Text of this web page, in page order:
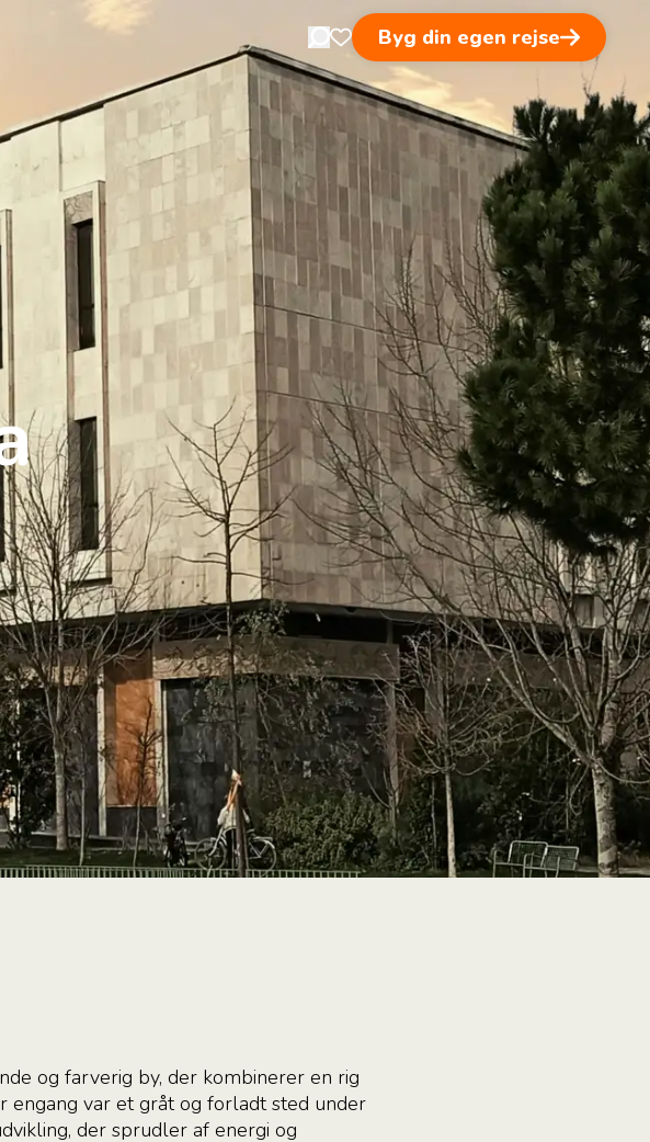
Open search in nav
Åben favoritsider
Byg din egen rejse
og farverig by, der kombinerer en rig
var et gråt og forladt sted under
der sprudler af energi og